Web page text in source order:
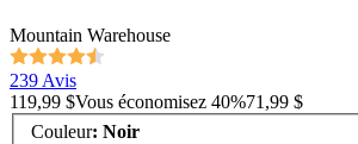
Mountain Warehouse
239 Avis
119,99 $Vous économisez 40%71,99 $
Couleur: Noir